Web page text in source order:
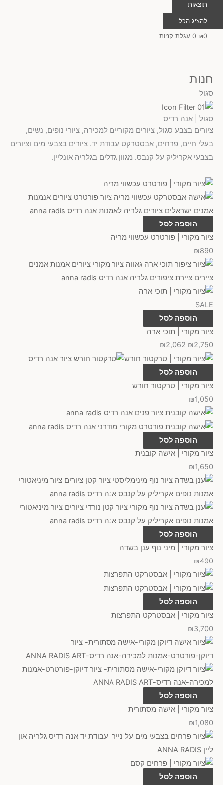
תוצאות
להציג הכל
₪0
0 עגלת קניות
חנות
סגול
סגול | אנה רדיס
ציורים בצבע סגול, ציורים מקוריים למכירה, ציורי נופים, נשים,
בעלי חיים, פרחים, אבסטרקט עבודת יד. ציורים בצבעי מים וציורים
בצבעי אקריליק על קנבס. מגוון גדלים בגלריה אונליין.
הוספה לסל
ציור מקורי | פורטרט עכשווי מריה
₪890
SALE
הוספה לסל
ציור מקורי | תוכי ארה
₪2,750
היה:
₪2,750.
₪2,062
הוספה לסל
ציור מקורי | טרקטור חורש
₪1,050
הוספה לסל
ציור מקורי | אישה קובנית
₪1,650
הוספה לסל
ציור מקורי | מיני נוף ענן בשדה
₪490
הוספה לסל
ציור מקורי | אבסטרקט התפרצות
₪3,700
הוספה לסל
ציור מקורי | אישה מסתורית
₪1,080
הוספה לסל
היה:
₪1,500.
הוא: